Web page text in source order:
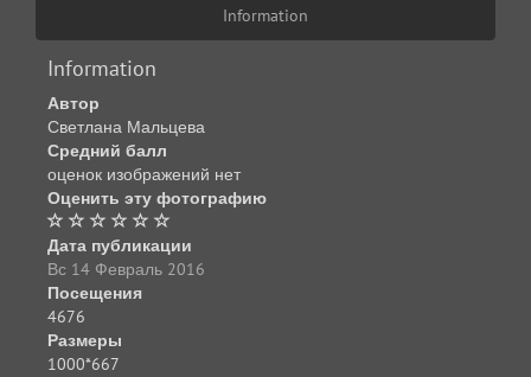
Information
Information
Автор
Светлана Мальцева
Средний балл
оценок изображений нет
Оценить эту фотографию
Дата публикации
Вс 14 Февраль 2016
Посещения
4676
Размеры
1000*667